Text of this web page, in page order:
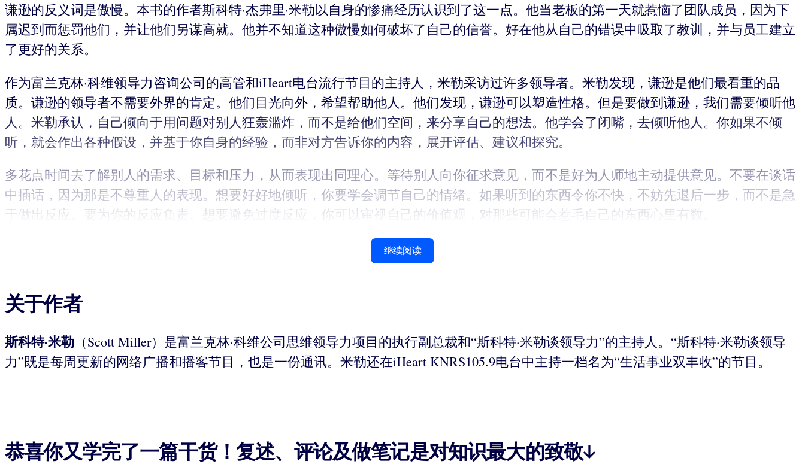
谦逊的反义词是傲慢。本书的作者斯科特·杰弗里·米勒以自身的惨痛经历认识到了这一点。他当老板的第一天就惹恼了团队成员，因为下
属迟到而惩罚他们，并让他们另谋高就。他并不知道这种傲慢如何破坏了自己的信誉。好在他从自己的错误中吸取了教训，并与员工建立
了更好的关系。
作为富兰克林·科维领导力咨询公司的高管和iHeart电台流行节目的主持人，米勒采访过许多领导者。米勒发现，谦逊是他们最看重的品
质。谦逊的领导者不需要外界的肯定。他们目光向外，希望帮助他人。他们发现，谦逊可以塑造性格。但是要做到谦逊，我们需要倾听他
人。米勒承认，自己倾向于用问题对别人狂轰滥炸，而不是给他们空间，来分享自己的想法。他学会了闭嘴，去倾听他人。你如果不倾
听，就会作出各种假设，并基于你自身的经验，而非对方告诉你的内容，展开评估、建议和探究。
多花点时间去了解别人的需求、目标和压力，从而表现出同理心。等待别人向你征求意见，而不是好为人师地主动提供意见。不要在谈话
中插话，因为那是不尊重人的表现。想要好好地倾听，你要学会调节自己的情绪。如果听到的东西令你不快，不妨先退后一步，而不是急
于做出反应。要为你的反应负责。想要避免过度反应，你可以审视自己的价值观，对那些可能会惹毛自己的东西心里有数。
继续阅读
关于作者
斯科特·米勒 （Scott Miller）是富兰克林·科维公司思维领导力项目的执行副总裁和“斯科特·米勒谈领导力”的主持人。“斯科特·米勒谈领导
力”既是每周更新的网络广播和播客节目，也是一份通讯。米勒还在iHeart KNRS105.9电台中主持一档名为“生活事业双丰收”的节目。
恭喜你又学完了一篇干货！复述、评论及做笔记是对知识最大的致敬↓